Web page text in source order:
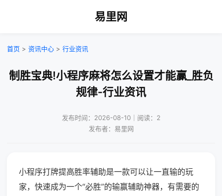
易里网
首页 > 资讯中心 > 行业资讯
制胜宝典!小程序麻将怎么设置才能赢_胜负
规律-行业资讯
发布时间：2026-08-10｜阅读：2
发布者：易里网
小程序打牌提高胜率辅助是一款可以让一直输的玩
家，快速成为一个“必胜”的输赢辅助神器，有需要的